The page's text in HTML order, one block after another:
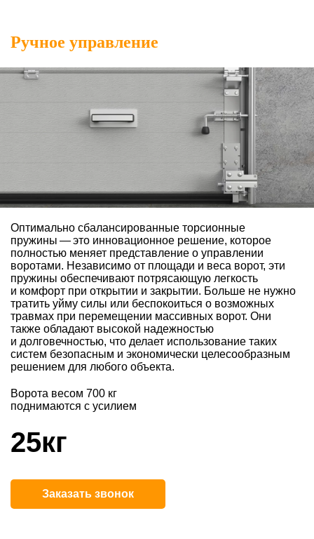
Ручное управление
Оптимально сбалансированные торсионные
пружины — это инновационное решение, которое
полностью меняет представление о управлении
воротами. Независимо от площади и веса ворот, эти
пружины обеспечивают потрясающую легкость
и комфорт при открытии и закрытии. Больше не нужно
тратить уйму силы или беспокоиться о возможных
травмах при перемещении массивных ворот. Они
также обладают высокой надежностью
и долговечностью, что делает использование таких
систем безопасным и экономически целесообразным
решением для любого объекта.
Ворота весом 700 кг
поднимаются с усилием
25кг
Заказать звонок